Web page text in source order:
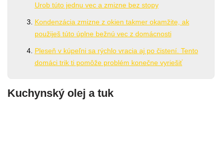
Urob túto jednu vec a zmizne bez stopy
Kondenzácia zmizne z okien takmer okamžite, ak
použiješ túto úplne bežnú vec z domácnosti
Pleseň v kúpeľni sa rýchlo vracia aj po čistení. Tento
domáci trik ti pomôže problém konečne vyriešiť
Kuchynský olej a tuk